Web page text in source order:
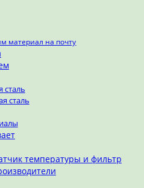
материал на почту
сталь
температуры и фильтр